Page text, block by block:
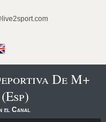
De M+
el Canal